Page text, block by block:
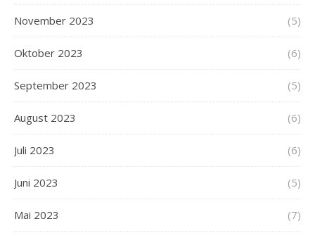
November 2023 (5)
Oktober 2023 (6)
September 2023 (5)
August 2023 (6)
Juli 2023 (6)
Juni 2023 (5)
Mai 2023 (7)